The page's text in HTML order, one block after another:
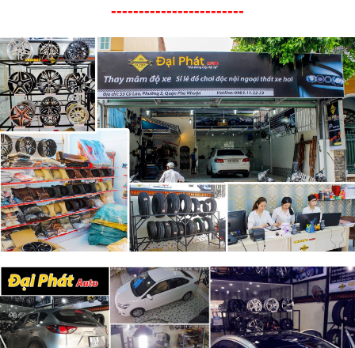
------------------------